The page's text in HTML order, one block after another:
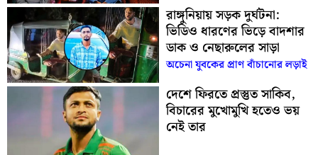
রাঙ্গুনিয়ায় সড়ক দুর্ঘটনা:
ভিডিও ধারণের ভিড়ে বাদশার
ডাক ও নেছারুলের সাড়া
অচেনা যুবকের প্রাণ বাঁচানোর লড়াই
দেশে ফিরতে প্রস্তুত সাকিব,
বিচারের মুখোমুখি হতেও ভয়
নেই তার